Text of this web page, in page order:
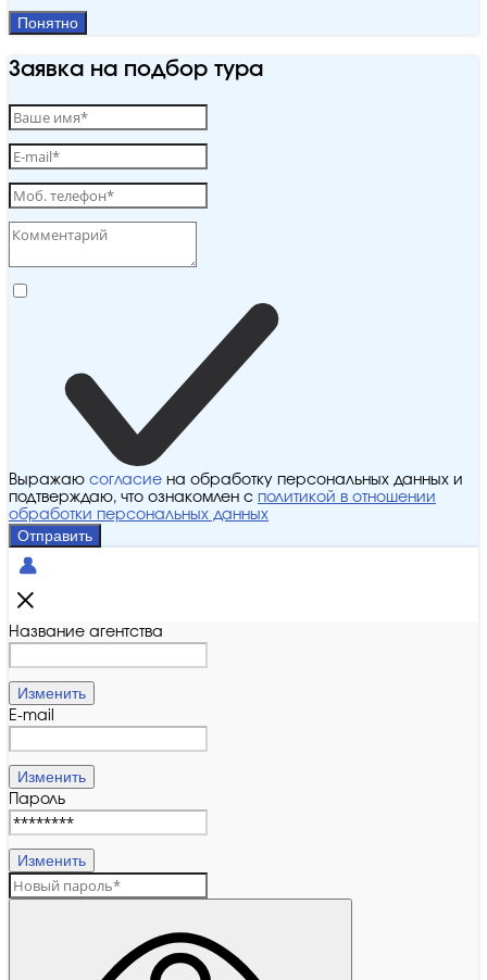
Понятно
Заявка на подбор тура
Выражаю согласие на обработку персональных данных и
подтверждаю, что ознакомлен с политикой в отношении
обработки персональных данных
Отправить
Название агентства
Изменить
E-mail
Изменить
Пароль
Изменить